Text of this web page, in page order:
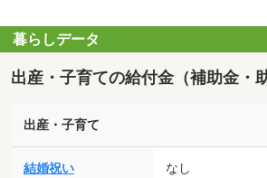
暮らしデータ
出産・子育ての給付金（補助金・
出産・子育て
結婚祝い なし